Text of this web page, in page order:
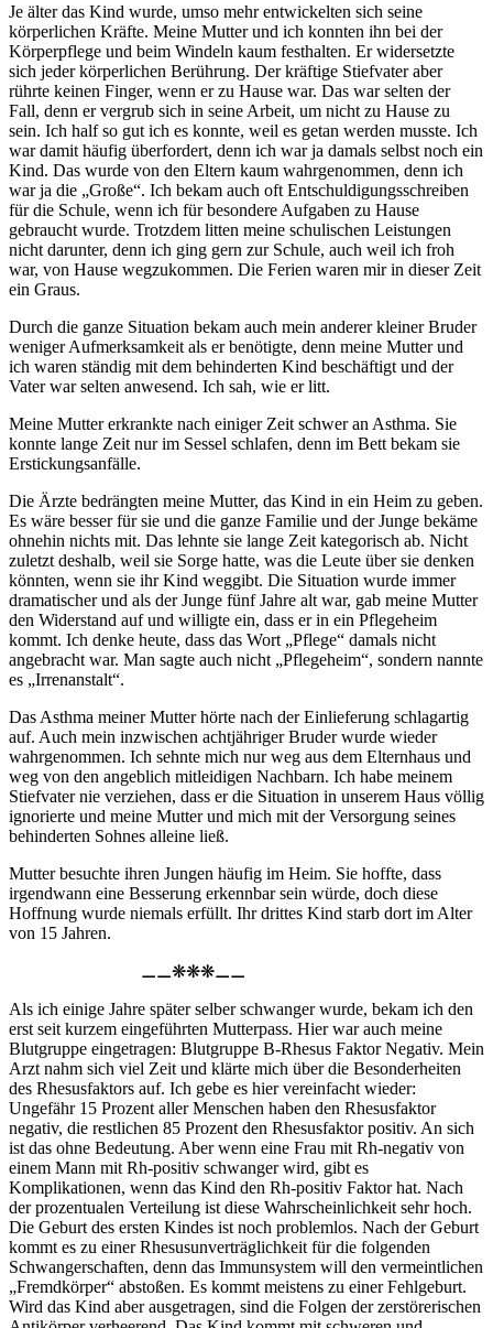
Je älter das Kind wurde, umso mehr entwickelten sich seine
körperlichen Kräfte. Meine Mutter und ich konnten ihn bei der
Körperpflege und beim Windeln kaum festhalten. Er widersetzte
sich jeder körperlichen Berührung. Der kräftige Stiefvater aber
rührte keinen Finger, wenn er zu Hause war. Das war selten der
Fall, denn er vergrub sich in seine Arbeit, um nicht zu Hause zu
sein. Ich half so gut ich es konnte, weil es getan werden musste. Ich
war damit häufig überfordert, denn ich war ja damals selbst noch ein
Kind. Das wurde von den Eltern kaum wahrgenommen, denn ich
war ja die
Große . Ich bekam auch oft Entschuldigungsschreiben
für die Schule, wenn ich für besondere Aufgaben zu Hause
gebraucht wurde. Trotzdem litten meine schulischen Leistungen
nicht darunter, denn ich ging gern zur Schule, auch weil ich froh
war, von Hause wegzukommen. Die Ferien waren mir in dieser Zeit
ein Graus.
Durch die ganze Situation bekam auch mein anderer kleiner Bruder
weniger Aufmerksamkeit als er benötigte, denn meine Mutter und
ich waren ständig mit dem behinderten Kind beschäftigt und der
Vater war selten anwesend. Ich sah, wie er litt.
Meine Mutter erkrankte nach einiger Zeit schwer an Asthma. Sie
konnte lange Zeit nur im Sessel schlafen, denn im Bett bekam sie
Erstickungsanfälle.
Die Ärzte bedrängten meine Mutter, das Kind in ein Heim zu geben.
Es wäre besser für sie und die ganze Familie und der Junge bekäme
ohnehin nichts mit. Das lehnte sie lange Zeit kategorisch ab. Nicht
zuletzt deshalb, weil sie Sorge hatte, was die Leute über sie denken
könnten, wenn sie ihr Kind weggibt. Die Situation wurde immer
dramatischer und als der Junge fünf Jahre alt war, gab meine Mutter
den Widerstand auf und willigte ein, dass er in ein Pflegeheim
kommt. Ich denke heute, dass das Wort
Pflege
damals nicht
angebracht war. Man sagte auch nicht
Pflegeheim , sondern nannte
es
Irrenanstalt .
Das Asthma meiner Mutter hörte nach der Einlieferung schlagartig
auf. Auch mein inzwischen achtjähriger Bruder wurde wieder
wahrgenommen. Ich sehnte mich nur weg aus dem Elternhaus und
weg von den angeblich mitleidigen Nachbarn. Ich habe meinem
Stiefvater nie verziehen, dass er die Situation in unserem Haus völlig
ignorierte und meine Mutter und mich mit der Versorgung seines
behinderten Sohnes alleine ließ.
Mutter besuchte ihren Jungen häufig im Heim. Sie hoffte, dass
irgendwann eine Besserung erkennbar sein würde, doch diese
Hoffnung wurde niemals erfüllt. Ihr drittes Kind starb dort im Alter
von 15 Jahren.
Als ich einige Jahre später selber schwanger wurde, bekam ich den
erst seit kurzem eingeführten Mutterpass. Hier war auch meine
Blutgruppe eingetragen: Blutgruppe B-Rhesus Faktor Negativ. Mein
Arzt nahm sich viel Zeit und klärte mich über die Besonderheiten
des Rhesusfaktors auf. Ich gebe es hier vereinfacht wieder:
Ungefähr 15 Prozent aller Menschen haben den Rhesusfaktor
negativ, die restlichen 85 Prozent den Rhesusfaktor positiv. An sich
ist das ohne Bedeutung. Aber wenn eine Frau mit Rh-negativ von
einem Mann mit Rh-positiv schwanger wird, gibt es
Komplikationen, wenn das Kind den Rh-positiv Faktor hat. Nach
der prozentualen Verteilung ist diese Wahrscheinlichkeit sehr hoch.
Die Geburt des ersten Kindes ist noch problemlos. Nach der Geburt
kommt es zu einer Rhesusunverträglichkeit für die folgenden
Schwangerschaften, denn das Immunsystem will den vermeintlichen
Fremdkörper
abstoßen. Es kommt meistens zu einer Fehlgeburt.
Wird das Kind aber ausgetragen, sind die Folgen der zerstörerischen